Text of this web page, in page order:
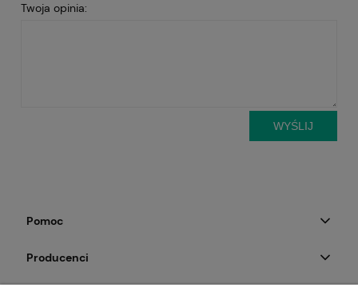
Twoja opinia:
WYŚLIJ
Pomoc
Producenci